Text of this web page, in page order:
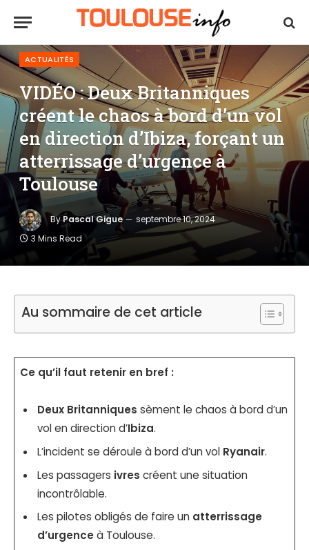
ACTUALITÉS
VIDÉO : Deux Britanniques
créent le chaos à bord d’un vol
en direction d’Ibiza, forçant un
atterrissage d’urgence à
Toulouse
ByPascal Gigue
septembre 10, 2024
3 Mins Read
Au sommaire de cet article
Ce qu’il faut retenir en bref :
Deux Britanniques sèment le chaos à bord d’un
vol en direction d’Ibiza.
L’incident se déroule à bord d’un vol Ryanair.
Les passagers ivres créent une situation
incontrôlable.
Les pilotes obligés de faire un atterrissage
d’urgenceà Toulouse.